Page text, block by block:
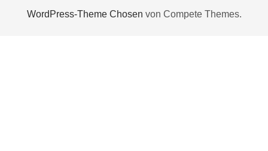
WordPress-Theme Chosen von Compete Themes.